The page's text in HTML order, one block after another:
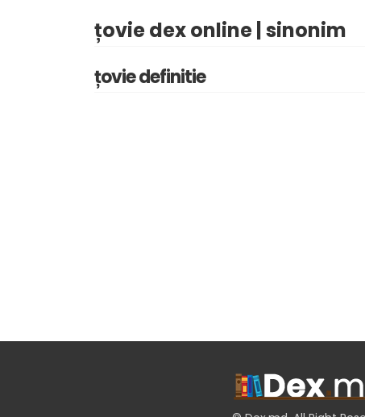
țovie dex online | sinonim
țovie definitie